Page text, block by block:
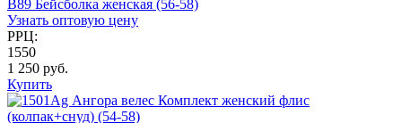
B89 Бейсболка женская (56-58)
Узнать оптовую цену
РРЦ:
1550
1 250 руб.
Купить